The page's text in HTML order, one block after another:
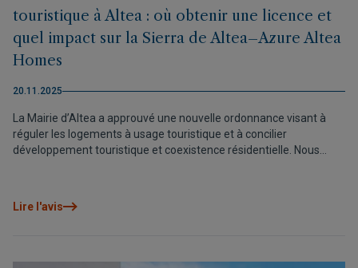
touristique à Altea : où obtenir une licence et
quel impact sur la Sierra de Altea–Azure Altea
Homes
20.11.2025
La Mairie d’Altea a approuvé une nouvelle ordonnance visant à
réguler les logements à usage touristique et à concilier
développement touristique et coexistence résidentielle. Nous
Lire l'avis